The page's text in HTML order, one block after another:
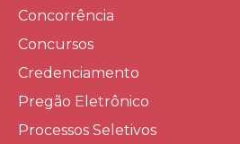
Concorrência
Concursos
Credenciamento
Pregão Eletrônico
Processos Seletivos